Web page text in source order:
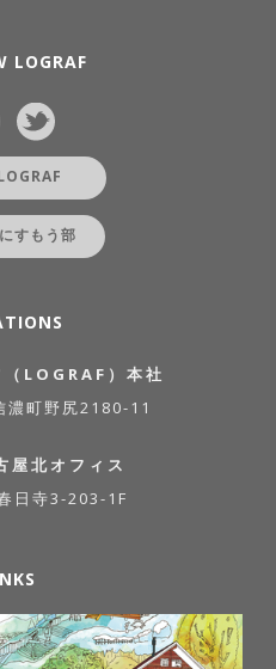
LOGRAF
すもう部
LOGRAF）本社
濃町野尻2180-11
屋北オフィス
日寺3-203-1F